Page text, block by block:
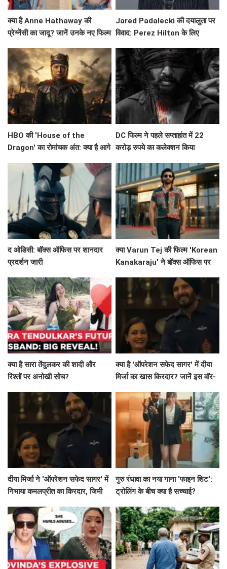
क्या है Anne Hathaway की
प्रेग्नेंसी का जादू? जानें उनके नए फिल्म
Jared Padalecki की दयालुता पर
विवाद: Perez Hilton के लिए
HBO की 'House of the
Dragon' का रोमांचक अंत: क्या है आगे
DC फिल्म ने पहले सप्ताहांत में 22
करोड़ रुपये का कलेक्शन किया
द ओडिसी: बॉक्स ऑफिस पर शानदार
प्रदर्शन जारी
क्या Varun Tej की फिल्म 'Korean
Kanakaraju' ने बॉक्स ऑफिस पर
क्या है सारा तेंदुलकर की शादी और
रिश्तों पर अनोखी सोच?
क्या है 'ऑपरेशन सफेद सागर' में दीया
मिर्जा का खास किरदार? जानें इस वॉर-
दीया मिर्जा ने 'ऑपरेशन सफेद सागर' में
निभाया कमलप्रीत का किरदार, जिमी
गुरु रंधावा का नया गाना 'फाइन शिट':
ट्रोलिंग के बीच क्या है सच्चाई?